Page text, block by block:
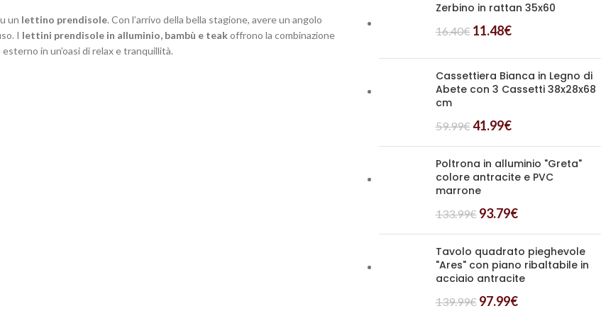
un lettino prendisole. Con l’arrivo della bella stagione, avere un angolo
I lettini prendisole in alluminio, bambù e teakoffrono la combinazione
in un’oasi di relax e tranquillità.
Zerbino in rattan 35x60
16.40€ 11.48€
Cassettiera Bianca in Legno di
Abete con 3 Cassetti 38x28x68
cm
59.99€41.99€
Poltrona in alluminio "Greta"
colore antracite e PVC
marrone
133.99€ 93.79€
Tavolo quadrato pieghevole
"Ares" con piano ribaltabile in
acciaio antracite
139.99€ 97.99€